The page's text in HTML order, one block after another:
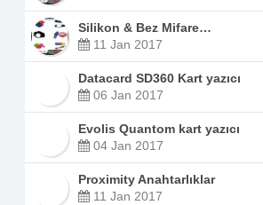
Silikon & Bez Mifare…
11 Jan 2017
Datacard SD360 Kart yazıcı
06 Jan 2017
Evolis Quantom kart yazıcı
04 Jan 2017
Proximity Anahtarlıklar
11 Jan 2017